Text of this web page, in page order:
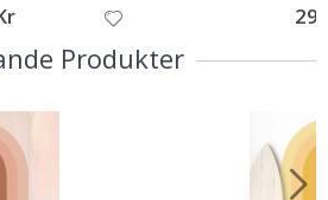
Produkter